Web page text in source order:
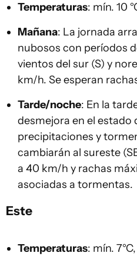
Temperaturas: mín. 10
Mañana: La jornada
nubosos con períodos
vientos del sur (S) y
km/h. Se esperan
Tarde/noche: En la
desmejora en el estado
precipitaciones y
cambiarán al sureste
a 40 km/h y rachas
asociadas a tormentas.
Este
Temperaturas: mín.